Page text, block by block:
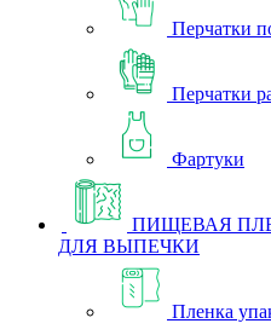
Перчатки
Перчатки
Фартуки
ПИЩЕВАЯ
ДЛЯ ВЫПЕЧКИ
Пленка